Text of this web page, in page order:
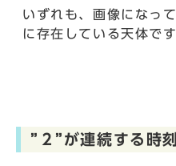
いずれも、画像になっ
に存在している天体です
”２”が連続する時刻